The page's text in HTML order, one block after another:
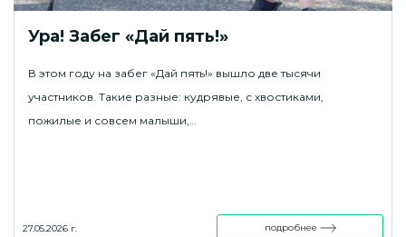
Ура! Забег «Дай пять!»
В этом году на забег «Дай пять!» вышло две тысячи
участников. Такие разные: кудрявые, с хвостиками,
пожилые и совсем малыши,…
27.05.2026 г. подробнее